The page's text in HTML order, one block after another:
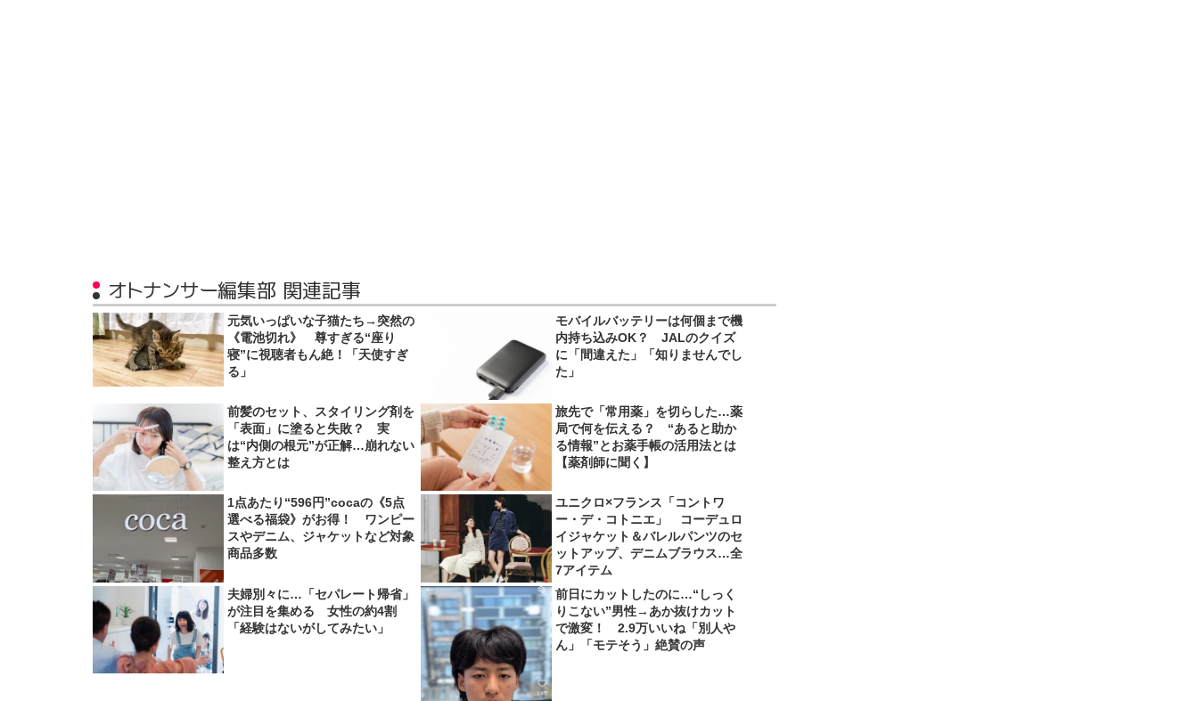
オトナンサー編集部 関連記事
元気いっぱいな子猫たち→突然の
《電池切れ》 尊すぎる“座り
寝”に視聴者もん絶！「天使すぎ
る」
モバイルバッテリーは何個まで機
内持ち込みOK？ JALのクイズ
に「間違えた」「知りませんでし
た」
前髪のセット、スタイリング剤を
「表面」に塗ると失敗？ 実
は“内側の根元”が正解…崩れない
整え方とは
旅先で「常用薬」を切らした…薬
局で何を伝える？ “あると助か
る情報”とお薬手帳の活用法とは
【薬剤師に聞く】
1点あたり“596円”cocaの《5点
選べる福袋》がお得！ ワンピー
スやデニム、ジャケットなど対象
商品多数
ユニクロ×フランス「コントワ
ー・デ・コトニエ」 コーデュロ
イジャケット＆バレルパンツのセ
ットアップ、デニムブラウス…全
7アイテム
夫婦別々に…「セパレート帰省」
が注目を集める 女性の約4割
「経験はないがしてみたい」
前日にカットしたのに…“しっく
りこない”男性→あか抜けカット
で激変！ 2.9万いいね「別人や
ん」「モテそう」絶賛の声